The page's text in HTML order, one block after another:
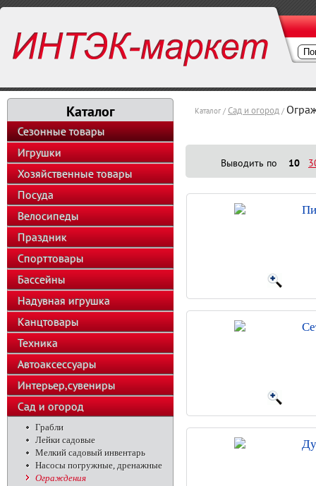
Каталог
Сезонные товары
Игрушки
Хозяйственные товары
Посуда
Велосипеды
Праздник
Спорттовары
Бассейны
Надувная игрушка
Канцтовары
Техника
Автоаксессуары
Интерьер,сувениры
Сад и огород
Грабли
Лейки садовые
Мелкий садовый инвентарь
Насосы погружные, дренажные
Ограждения
Каталог / Сад и огород /
Выводить по 10